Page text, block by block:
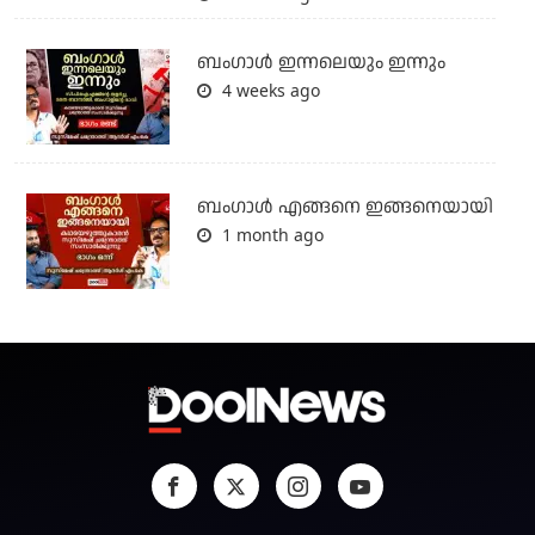
ബംഗാള്‍ ഇന്നലെയും ഇന്നും
4 weeks ago
ബം​ഗാൾ എങ്ങനെ ഇങ്ങനെയായി
1 month ago